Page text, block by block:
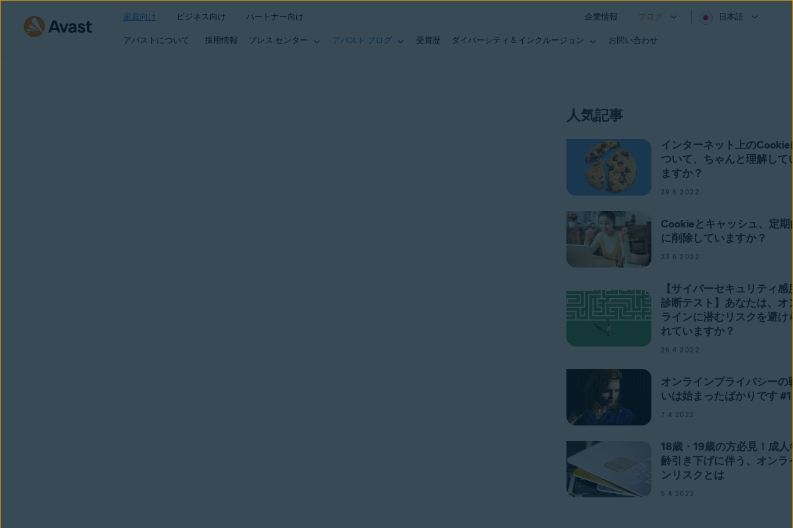
家庭向け ビジネス向け パートナー向け 企業情報 ブログ 日本語
アバストについて 採用情報 プレス センター アバスト ブログ 受賞歴 ダイバーシティ & インクルージョン お問い合わせ
人気記事
インターネット上のCookie
ついて、ちゃんと理解して
ますか？
29 6 2022
Cookieとキャッシュ、定期
に削除していますか？
23 6 2022
【サイバーセキュリティ感
診断テスト】あなたは、オ
ラインに潜むリスクを避け
れていますか？
26 4 2022
オンラインプライバシーの
いは始まったばかりです #1
7 4 2022
18歳・19歳の方必見！成人
齢引き下げに伴う、オンラ
ンリスクとは
5 4 2022